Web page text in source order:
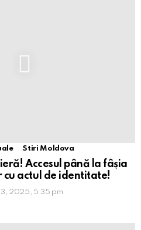
Stiri Moldova
Accesul până la fâșia
cu actul de identitate!
3, 2025, 5:35 pm